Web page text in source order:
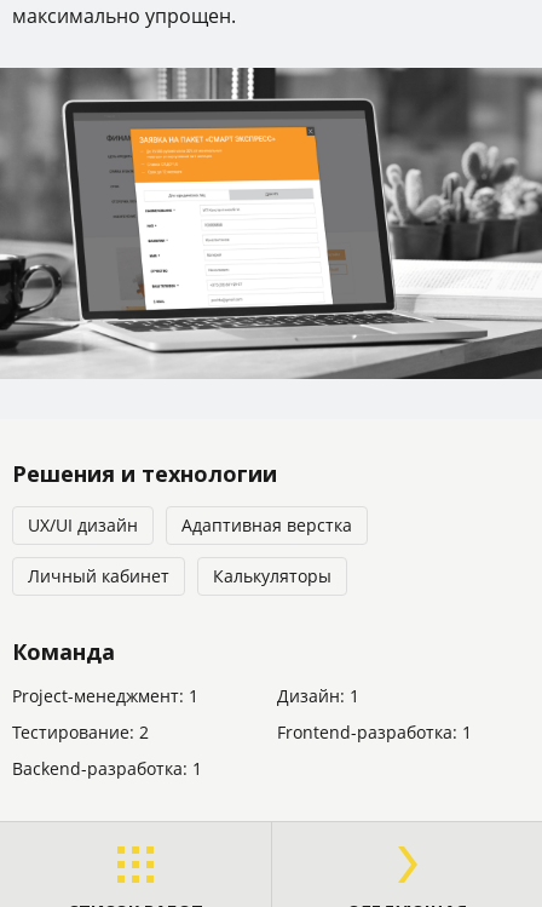
максимально упрощен.
Решения и технологии
UX/UI дизайн Адаптивная верстка
Личный кабинет Калькуляторы
Команда
Project-менеджмент: 1
Дизайн: 1
Тестирование: 2
Frontend-разработка: 1
Backend-разработка: 1